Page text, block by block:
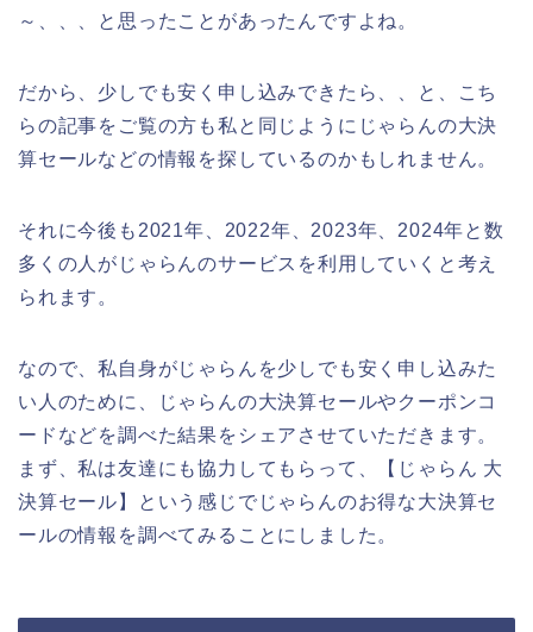
～、、、と思ったことがあったんですよね。
だから、少しでも安く申し込みできたら、、と、こち
らの記事をご覧の方も私と同じようにじゃらんの大決
算セールなどの情報を探しているのかもしれません。
それに今後も2021年、2022年、2023年、2024年と数
多くの人がじゃらんのサービスを利用していくと考え
られます。
なので、私自身がじゃらんを少しでも安く申し込みた
い人のために、じゃらんの大決算セールやクーポンコ
ードなどを調べた結果をシェアさせていただきます。
まず、私は友達にも協力してもらって、【じゃらん 大
決算セール】という感じでじゃらんのお得な大決算セ
ールの情報を調べてみることにしました。